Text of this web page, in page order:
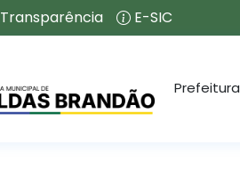
Transparência E-SIC
Prefeitura